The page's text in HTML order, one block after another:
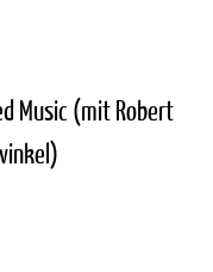
Music (mit Robert